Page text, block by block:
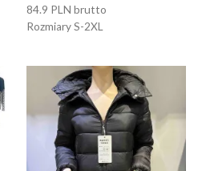
84.9 PLN brutto
Rozmiary S-2XL